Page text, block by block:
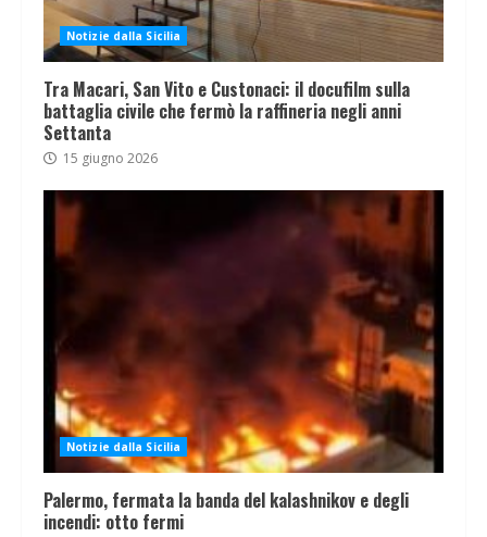
Notizie dalla Sicilia
Tra Macari, San Vito e Custonaci: il docufilm sulla
battaglia civile che fermò la raffineria negli anni
Settanta
15 giugno 2026
Notizie dalla Sicilia
Palermo, fermata la banda del kalashnikov e degli
incendi: otto fermi